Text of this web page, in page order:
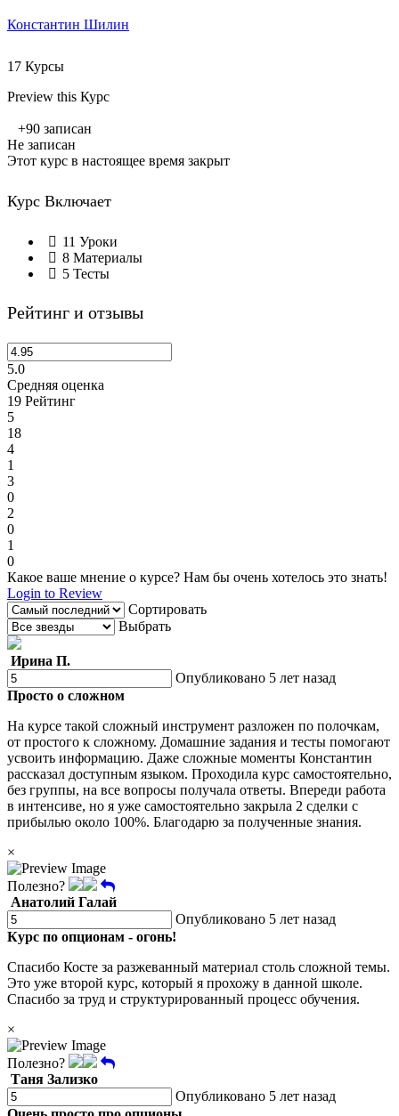
Константин Шилин
17 Курсы
Preview this Курс
+90 записан
Не записан
Этот курс в настоящее время закрыт
Курс Включает
11 Уроки
8 Материалы
5 Тесты
Рейтинг и отзывы
5.0
Средняя оценка
19 Рейтинг
5
18
4
1
3
0
2
0
1
0
Какое ваше мнение о курсе? Нам бы очень хотелось это знать!
Login to Review
Сортировать
Выбрать
Ирина П.
Опубликовано 5 лет назад
Просто о сложном
На курсе такой сложный инструмент разложен по полочкам,
от простого к сложному. Домашние задания и тесты помогают
усвоить информацию. Даже сложные моменты Константин
рассказал доступным языком. Проходила курс самостоятельно,
без группы, на все вопросы получала ответы. Впереди работа
в интенсиве, но я уже самостоятельно закрыла 2 сделки с
прибылью около 100%. Благодарю за полученные знания.
×
Полезно?
Анатолий Галай
Опубликовано 5 лет назад
Курс по опционам - огонь!
Спасибо Косте за разжеванный материал столь сложной темы.
Это уже второй курс, который я прохожу в данной школе.
Спасибо за труд и структурированный процесс обучения.
×
Полезно?
Таня Зализко
Опубликовано 5 лет назад